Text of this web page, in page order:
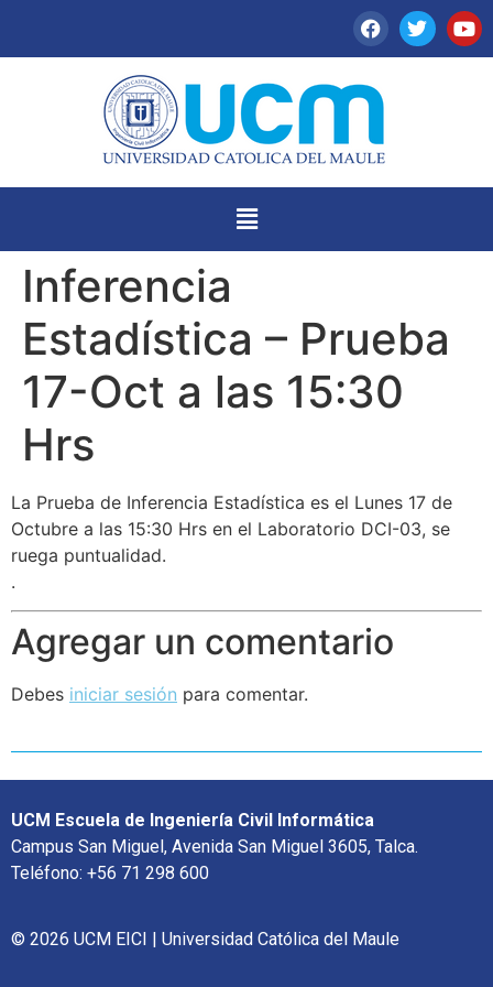
Inferencia
Estadística – Prueba
17-Oct a las 15:30
Hrs
La Prueba de Inferencia Estadística es el Lunes 17 de
Octubre a las 15:30 Hrs en el Laboratorio DCI-03, se
ruega puntualidad.
.
Agregar un comentario
Debes iniciar sesión para comentar.
UCM Escuela de Ingeniería Civil Informática
Campus San Miguel, Avenida San Miguel 3605, Talca.
Teléfono: +56 71 298 600
© 2026 UCM EICI | Universidad Católica del Maule